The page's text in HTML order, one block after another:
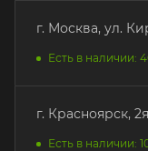
г. Москва, ул.
Есть в наличии:
г. Красноярск,
Есть в наличии: